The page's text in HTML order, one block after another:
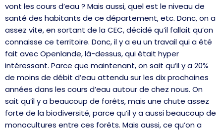
vont les cours d’eau ? Mais aussi, quel est le niveau de
santé des habitants de ce département, etc. Donc, on a
assez vite, en sortant de la CEC, décidé qu’il fallait qu’on
connaisse ce territoire. Donc, il y a eu un travail qui a été
fait avec Openlande, là-dessus, qui était hyper
intéressant. Parce que maintenant, on sait qu’il y a 20%
de moins de débit d’eau attendu sur les dix prochaines
années dans les cours d’eau autour de chez nous. On
sait qu’il y a beaucoup de forêts, mais une chute assez
forte de la biodiversité, parce qu’il y a aussi beaucoup de
monocultures entre ces forêts. Mais aussi, ce qu’on a